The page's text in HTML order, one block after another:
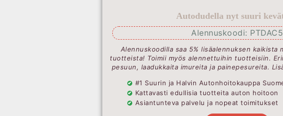
Autodudella nyt suuri
Alennuskoodi: PTDAC5
Alennuskoodilla saa 5% lisäalennuksen kaikista
tuotteista! Toimii myös alennettuihin tuotteisiin.
pesuun, laadukkaita imureita ja painepesureita.
#1 Suurin ja Halvin Autonhoitokauppa
Kattavasti edullisia tuotteita auton hoitoon
Asiantunteva palvelu ja nopeat toimitukset